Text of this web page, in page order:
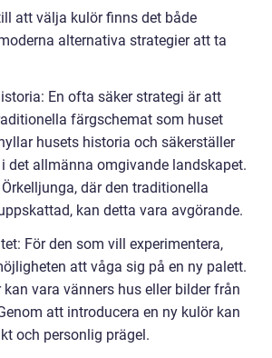
att välja kulör finns det både
alternativa strategier att ta
En ofta säker strategi är att
färgschemat som huset
husets historia och säkerställer
det allmänna omgivande landskapet.
där den traditionella
kan detta vara avgörande.
För den som vill experimentera,
att våga sig på en ny palett.
vara vänners hus eller bilder från
att introducera en ny kulör kan
och personlig prägel.